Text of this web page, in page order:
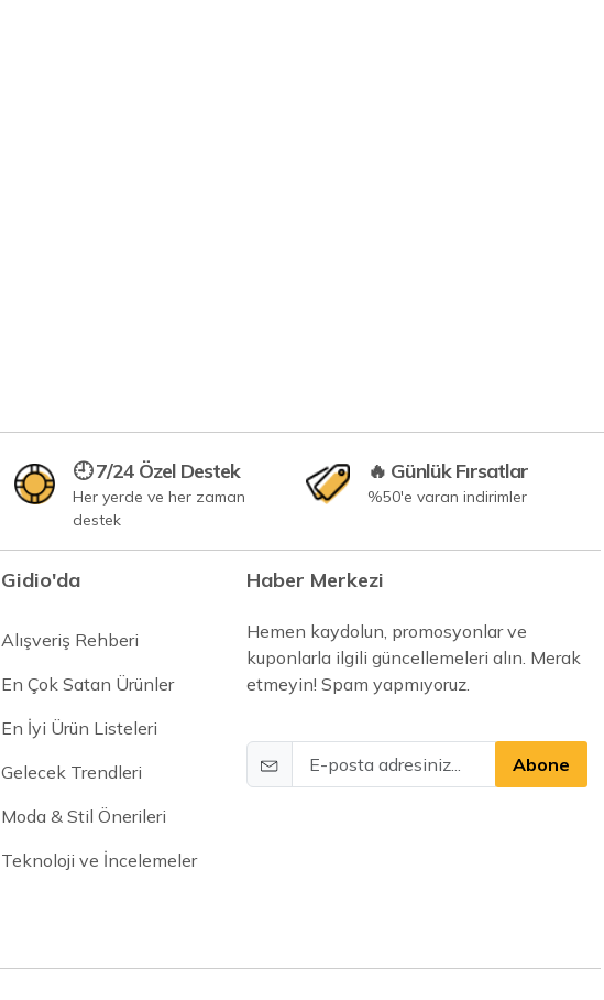
🕘 7/24 Özel Destek
Her yerde ve her zaman
destek
🔥 Günlük Fırsatlar
%50'e varan indirimler
Gidio'da
Alışveriş Rehberi
En Çok Satan Ürünler
En İyi Ürün Listeleri
Gelecek Trendleri
Moda & Stil Önerileri
Teknoloji ve İncelemeler
Haber Merkezi
Hemen kaydolun, promosyonlar ve
kuponlarla ilgili güncellemeleri alın. Merak
etmeyin! Spam yapmıyoruz.
Abone